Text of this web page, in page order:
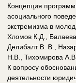
Концепция
асоциального
экстремизма в
Хломов К.Д.,
Делибалт В. В.,
Н.В., Тихомирова
К вопросу
деятельности